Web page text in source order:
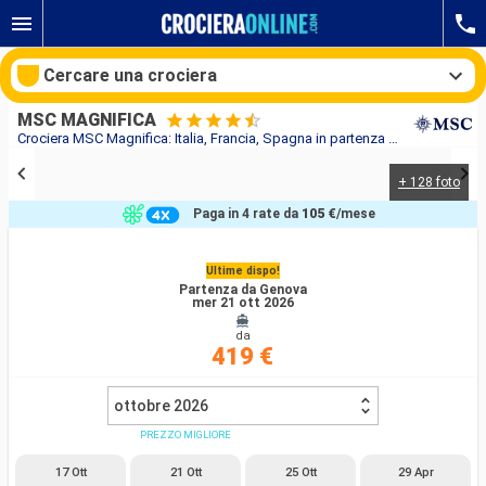
Crociera MSC Magnifica: Italia, Francia, Spagna in partenza da Genova
MSC MAGNIFICA
+ 128 foto
Ultime dispo!
Partenza da Genova
mer 21 ott 2026
da
419 €
Paga in 4 rate da105 €/mese
ottobre 2026
17 Ott
PREZZO MIGLIORE
21 Ott 25 Ott 29 Apr
Cercare una crociera
Compagnie
Ricerca